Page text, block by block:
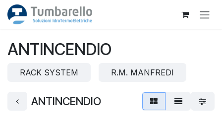
Passa al contenuto
ANTINCENDIO
RACK SYSTEM R.M. MANFREDI
ANTINCENDIO